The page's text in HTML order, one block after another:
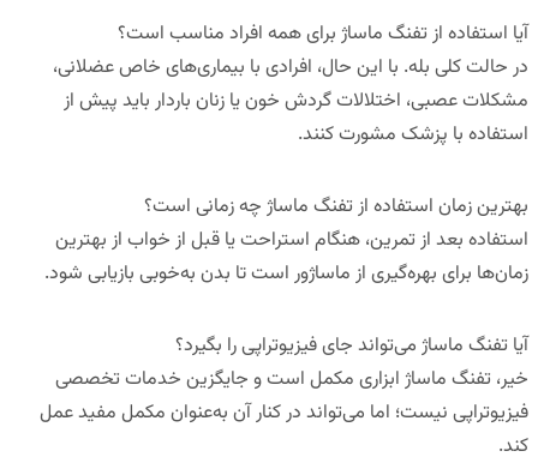
آیا استفاده از تفنگ ماساژ برای همه افراد مناسب است؟
در حالت کلی بله. با این حال، افرادی با بیماری‌های خاص عضلانی،
مشکلات عصبی، اختلالات گردش خون یا زنان باردار باید پیش از
استفاده با پزشک مشورت کنند.
بهترین زمان استفاده از تفنگ ماساژ چه زمانی است؟
استفاده بعد از تمرین، هنگام استراحت یا قبل از خواب از بهترین
زمان‌ها برای بهره‌گیری از ماساژور است تا بدن به‌خوبی بازیابی شود.
آیا تفنگ ماساژ می‌تواند جای فیزیوتراپی را بگیرد؟
خیر، تفنگ ماساژ ابزاری مکمل است و جایگزین خدمات تخصصی
فیزیوتراپی نیست؛ اما می‌تواند در کنار آن به‌عنوان مکمل مفید عمل
کند.